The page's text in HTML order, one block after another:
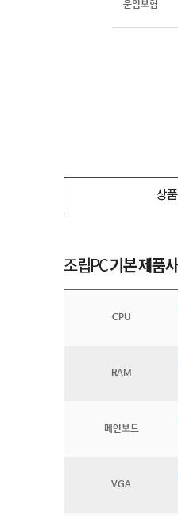
운임보험
CPU
RAM
메인보드
VGA